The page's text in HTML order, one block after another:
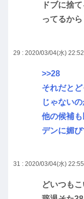
ドブに捨
ってるから
29 : 2020/03/04(水)
>>28
それだと
じゃないの
他の候補
デンに媚び
31 : 2020/03/04(水)
どいつも